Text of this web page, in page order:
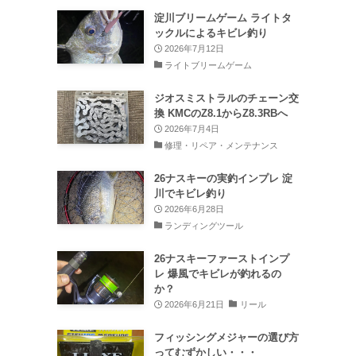
淀川ブリームゲーム ライトタ
ックルによるキビレ釣り
2026年7月12日
ライトブリームゲーム
ジオスミストラルのチェーン交
換 KMCのZ8.1からZ8.3RBへ
2026年7月4日
修理・リペア・メンテナンス
26ナスキーの実釣インプレ 淀
川でキビレ釣り
2026年6月28日
ランディングツール
26ナスキーファーストインプ
レ 爆風でキビレが釣れるの
か？
2026年6月21日 リール
フィッシングメジャーの選び方
ってむずかしい・・・